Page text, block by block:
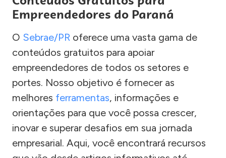
Empreendedores do Paraná
O Sebrae/PR oferece uma vasta gama de
conteúdos gratuitos para apoiar
empreendedores de todos os setores e
portes. Nosso objetivo é fornecer as
melhores ferramentas, informações e
orientações para que você possa crescer,
inovar e superar desafios em sua jornada
empresarial. Aqui, você encontrará recursos